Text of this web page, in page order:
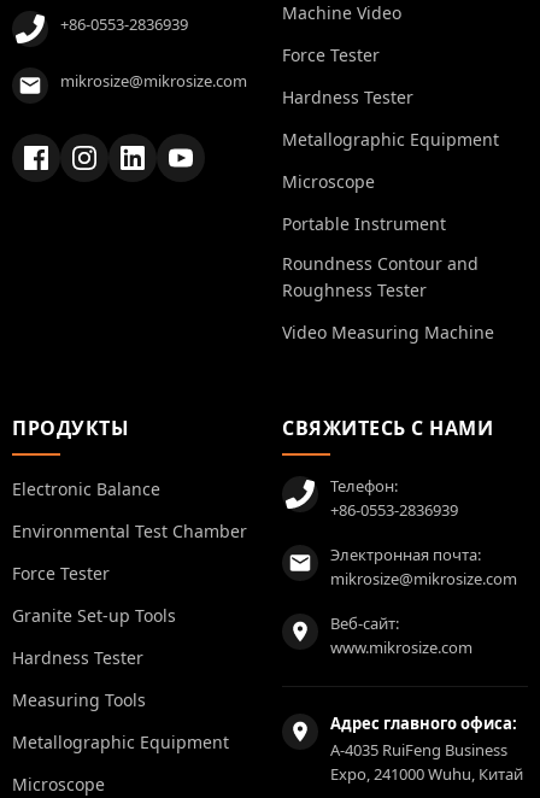
+86-0553-2836939
mikrosize@mikrosize.com
Machine Video
Force Tester
Hardness Tester
Metallographic Equipment
Microscope
Portable Instrument
Roundness Contour and
Roughness Tester
Video Measuring Machine
ПРОДУКТЫ
Electronic Balance
Environmental Test Chamber
Force Tester
Granite Set-up Tools
Hardness Tester
Measuring Tools
Metallographic Equipment
Microscope
СВЯЖИТЕСЬ С НАМИ
Телефон:
+86-0553-2836939
Электронная почта:
mikrosize@mikrosize.com
Веб-сайт:
www.mikrosize.com
Адрес главного офиса:
A-4035 RuiFeng Business
Expo, 241000 Wuhu, Китай